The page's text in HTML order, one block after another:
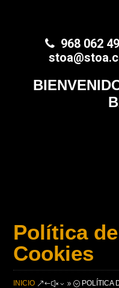
968 062
Política
Cookies
INICIO &#x39; POLÍTICA